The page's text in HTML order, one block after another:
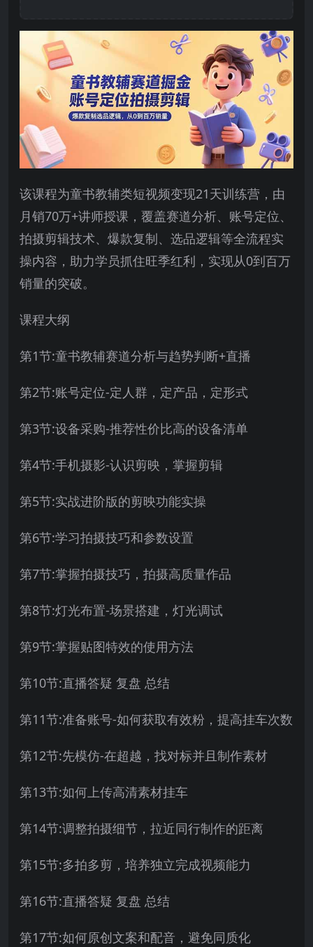
该课程为童书教辅类短视频变现21天训练营，由
月销70万+讲师授课，覆盖赛道分析、账号定位、
拍摄剪辑技术、爆款复制、选品逻辑等全流程实
操内容，助力学员抓住旺季红利，实现从0到百万
销量的突破。
课程大纲
第1节:童书教辅赛道分析与趋势判断+直播
第2节:账号定位-定人群，定产品，定形式
第3节:设备采购-推荐性价比高的设备清单
第4节:手机摄影-认识剪映，掌握剪辑
第5节:实战进阶版的剪映功能实操
第6节:学习拍摄技巧和参数设置
第7节:掌握拍摄技巧，拍摄高质量作品
第8节:灯光布置-场景搭建，灯光调试
第9节:掌握贴图特效的使用方法
第10节:直播答疑 复盘 总结
第11节:准备账号-如何获取有效粉，提高挂车次数
第12节:先模仿-在超越，找对标并且制作素材
第13节:如何上传高清素材挂车
第14节:调整拍摄细节，拉近同行制作的距离
第15节:多拍多剪，培养独立完成视频能力
第16节:直播答疑 复盘 总结
第17节:如何原创文案和配音，避免同质化